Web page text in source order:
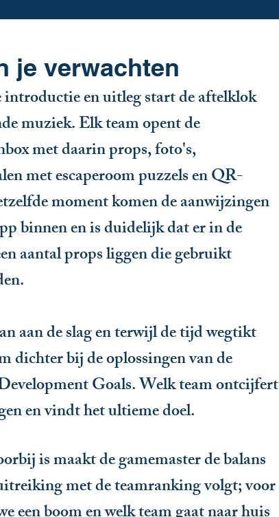
je verwachten
introductie en uitleg start de aftelklok
muziek. Elk team opent de
met daarin props, foto's,
met escaperoom puzzels en QR-
moment komen de aanwijzingen
binnen en is duidelijk dat er in de
aantal props liggen die gebruikt
aan de slag en terwijl de tijd wegtikt
dichter bij deoplossingen van de
Goals.Welk team ontcijfert
en vindt het ultieme doel.
is maakt de gamemaster de balans
met de teamranking volgt; voor